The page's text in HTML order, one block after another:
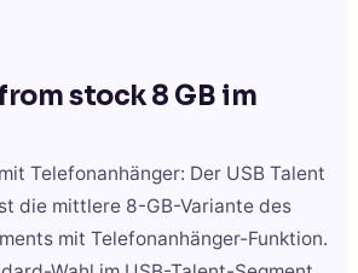
stock 8 GB im
Telefonanhänger: Der USB Talent
die mittlere 8-GB-Variante des
mit Telefonanhänger-Funktion.